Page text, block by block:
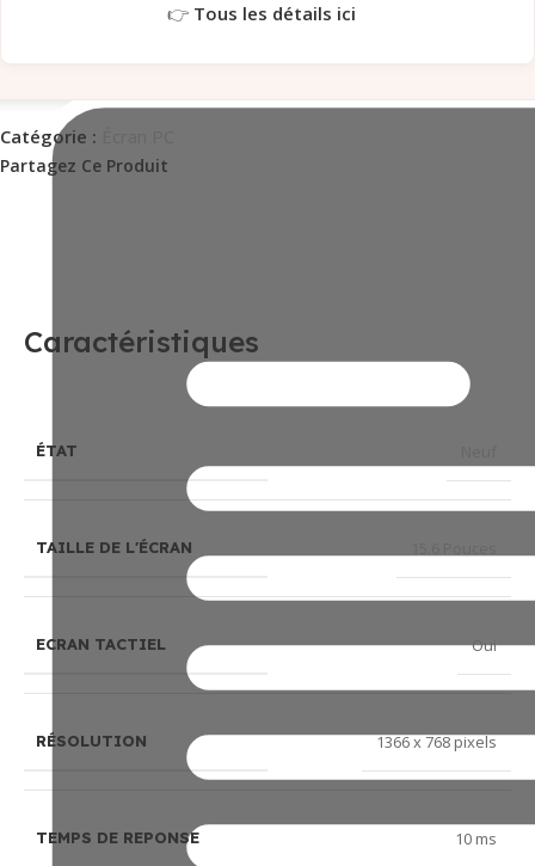
👉 Tous les détails ici
Catégorie :
Partagez Ce Produit
Caractéristiques
ÉTAT
TAILLE DE L'ÉCRAN
ECRAN TACTIEL Oui
RÉSOLUTION 1366 x 768 pixels
TEMPS DE REPONSE 10 ms